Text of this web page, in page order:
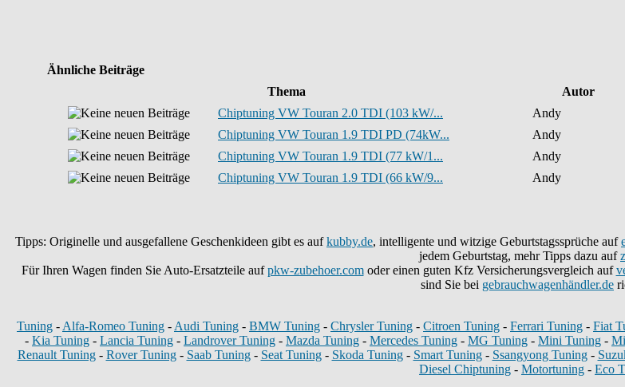
Ähnliche Beiträge
Thema
Autor
Chiptuning VW Touran 2.0 TDI (103 kW/...
Andy
Chiptuning VW Touran 1.9 TDI PD (74kW...
Andy
Chiptuning VW Touran 1.9 TDI (77 kW/1...
Andy
Chiptuning VW Touran 1.9 TDI (66 kW/9...
Andy
Tipps: Originelle und ausgefallene Geschenkideen gibt es aufkubby.de, intelligente und witzige Geburtstagssprüche auf
jedem Geburtstag, mehr Tipps dazu auf
Für Ihren Wagen finden Sie Auto-Ersatzteile aufpkw-zubehoer.comoder einen guten Kfz Versicherungsvergleich auf
sind Sie bei gebrauchwagenhändler.de
Tuning - Alfa-Romeo Tuning - Audi Tuning - BMW Tuning - Chrysler Tuning - Citroen Tuning - Ferrari Tuning - Fiat
- Kia Tuning - Lancia Tuning - Landrover Tuning - Mazda Tuning - Mercedes Tuning - MG Tuning - Mini Tuning -
Renault Tuning- Rover Tuning- Saab Tuning- Seat Tuning- Skoda Tuning- Smart Tuning- Ssangyong Tuning-
Diesel Chiptuning - Motortuning - Eco